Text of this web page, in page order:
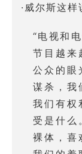
·威尔斯这样
“电视和
节目越来
公众的眼
谋杀，我
我们有权
受是什么
裸体，喜